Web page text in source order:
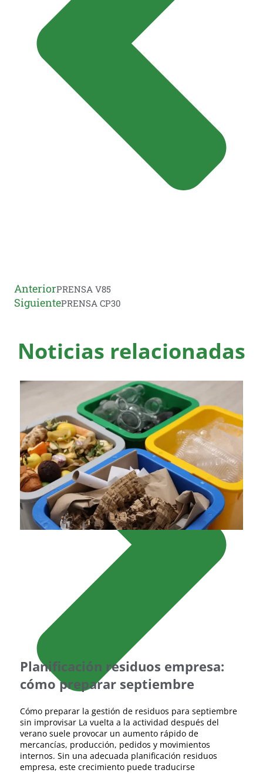
AnteriorPRENSA V85
SiguientePRENSA CP30
Noticias relacionadas
Planificación residuos empresa:
cómo preparar septiembre
Cómo preparar la gestión de residuos para septiembre
sin improvisar La vuelta a la actividad después del
verano suele provocar un aumento rápido de
mercancías, producción, pedidos y movimientos
internos. Sin una adecuada planificación residuos
empresa, este crecimiento puede traducirse